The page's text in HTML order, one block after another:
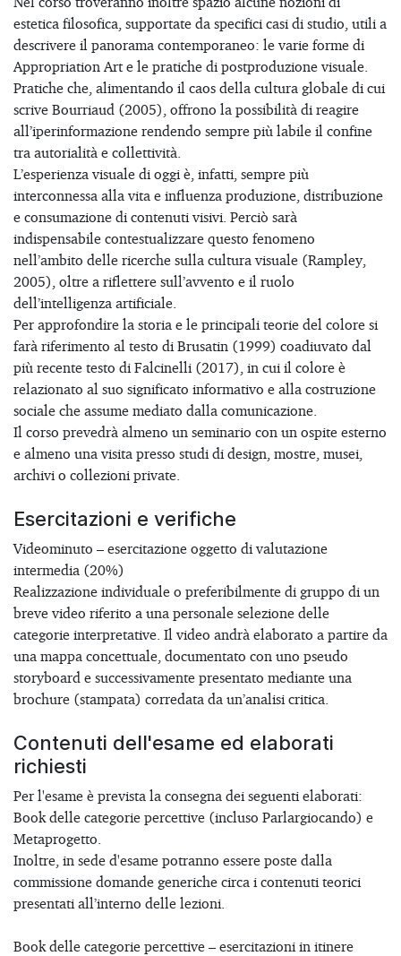
estetica filosofica, supportate da specifici casi di studio, utili a
descrivere il panorama contemporaneo: le varie forme di
Appropriation Art e le pratiche di postproduzione visuale.
Pratiche che, alimentando il caos della cultura globale di cui
scrive Bourriaud (2005), offrono la possibilità di reagire
all’iperinformazione rendendo sempre più labile il confine
tra autorialità e collettività.
L’esperienza visuale di oggi è, infatti, sempre più
interconnessa alla vita e influenza produzione, distribuzione
e consumazione di contenuti visivi. Perciò sarà
indispensabile contestualizzare questo fenomeno
nell’ambito delle ricerche sulla cultura visuale (Rampley,
2005), oltre a riflettere sull’avvento e il ruolo
dell’intelligenza artificiale.
Per approfondire la storia e le principali teorie del colore si
farà riferimento al testo di Brusatin (1999) coadiuvato dal
più recente testo di Falcinelli (2017), in cui il colore è
relazionato al suo significato informativo e alla costruzione
sociale che assume mediato dalla comunicazione.
Il corso prevedrà almeno un seminario con un ospite esterno
e almeno una visita presso studi di design, mostre, musei,
archivi o collezioni private.
Esercitazioni e verifiche
Videominuto – esercitazione oggetto di valutazione
intermedia (20%)
Realizzazione individuale o preferibilmente di gruppo di un
breve video riferito a una personale selezione delle
categorie interpretative. Il video andrà elaborato a partire da
una mappa concettuale, documentato con uno pseudo
storyboard e successivamente presentato mediante una
brochure (stampata) corredata da un’analisi critica.
Contenuti dell'esame ed elaborati
richiesti
Per l'esame è prevista la consegna dei seguenti elaborati:
Book delle categorie percettive (incluso Parlargiocando) e
Metaprogetto.
Inoltre, in sede d'esame potranno essere poste dalla
commissione domande generiche circa i contenuti teorici
presentati all’interno delle lezioni.
Book delle categorie percettive – esercitazioni in itinere